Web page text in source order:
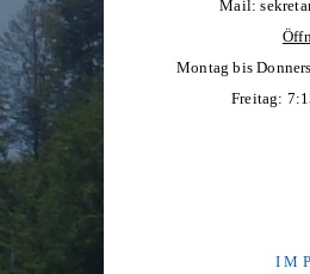
Mail:
Montag bis
Freitag:
I M